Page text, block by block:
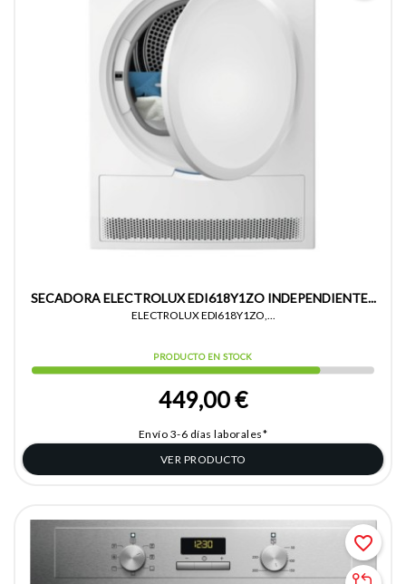
SECADORA ELECTROLUX EDI618Y1ZO INDEPENDIENTE...
ELECTROLUX EDI618Y1ZO,...
PRODUCTO EN STOCK
449,00 €
Envío 3-6 días laborales*
VER PRODUCTO
favorite_border